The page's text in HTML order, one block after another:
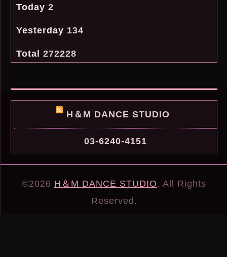
Today 2
Yesterday 134
Total 272228
H＆M DANCE STUDIO
03-6240-4151
©2026 H＆M DANCE STUDIO. All Rights
Reserved.